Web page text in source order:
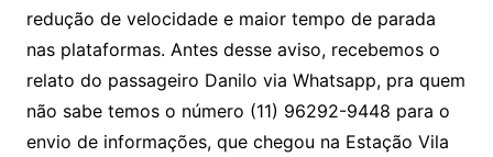
redução de velocidade e maior tempo de parada
nas plataformas. Antes desse aviso, recebemos o
relato do passageiro Danilo via Whatsapp, pra quem
não sabe temos o número (11) 96292-9448 para o
envio de informações, que chegou na Estação Vila